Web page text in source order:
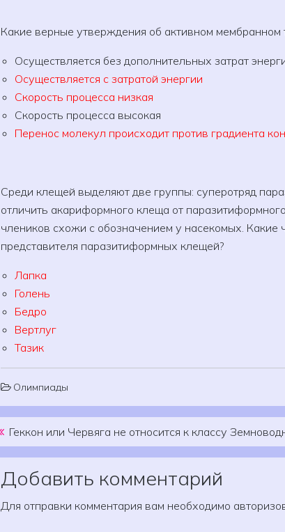
Какие верные утверждения об активном мембранном
Осуществляется без дополнительных затрат
Осуществляется с затратой энергии
Скорость процесса низкая
Скорость процесса высокая
Перенос молекул происходит против градиента
Среди клещей выделяют две группы: суперотряд
отличить акариформного клеща от
члеников схожи с обозначением у насекомых.
представителя паразитиформных клещей?
Лапка
Голень
Бедро
Вертлуг
Тазик
Олимпиады
Post navigation
Геккон или Червяга не относится к классу
Добавить комментарий
Для отправки комментария вам необходимо